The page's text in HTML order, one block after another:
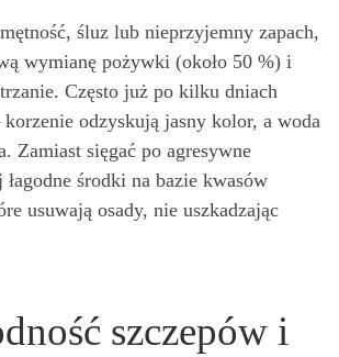
śluz lub nieprzyjemny zapach,
wymianę pożywki (około 50 %) i
Często już po kilku dniach
odzyskują jasny kolor, a woda
Zamiast sięgać po agresywne
łagodne środki na bazie kwasów
usuwają osady, nie uszkadzając
szczepów i